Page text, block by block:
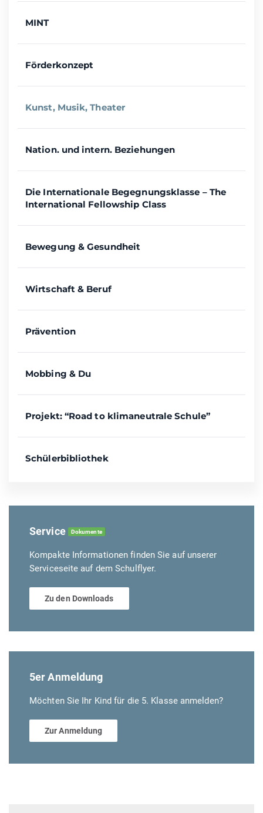
MINT
Förderkonzept
Kunst, Musik, Theater
Nation. und intern. Beziehungen
Die Internationale Begegnungsklasse – The
International Fellowship Class
Bewegung & Gesundheit
Wirtschaft & Beruf
Prävention
Mobbing & Du
Projekt: “Road to klimaneutrale Schule”
Schülerbibliothek
Service Dokumente
Kompakte Informationen finden Sie auf unserer
Serviceseite auf dem Schulflyer.
Zu den Downloads
5er Anmeldung
Möchten Sie Ihr Kind für die 5. Klasse anmelden?
Zur Anmeldung